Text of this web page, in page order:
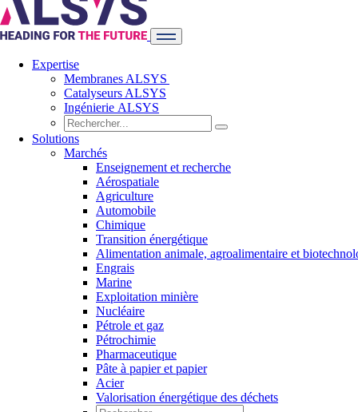
Expertise
Membranes ALSYS
Catalyseurs ALSYS
Ingénierie ALSYS
Solutions
Marchés
Enseignement et recherche
Aérospatiale
Agriculture
Automobile
Chimique
Transition énergétique
Alimentation animale, agroalimentaire et
Engrais
Marine
Exploitation minière
Nucléaire
Pétrole et gaz
Pétrochimie
Pharmaceutique
Pâte à papier et papier
Acier
Valorisation énergétique des déchets